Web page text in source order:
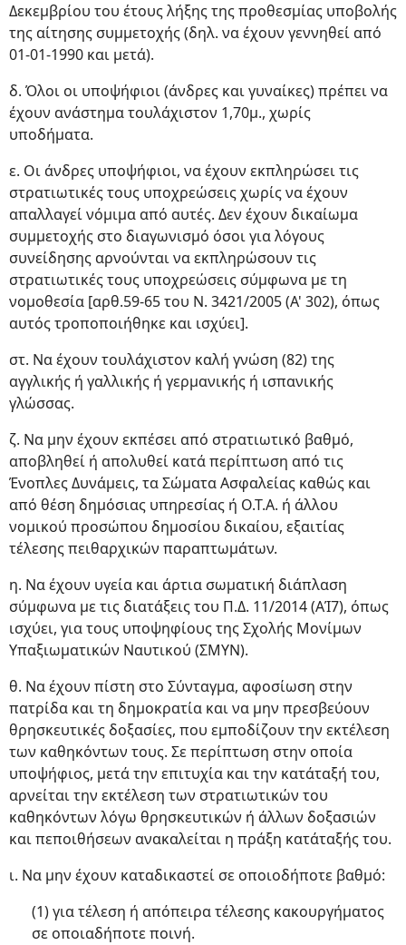
Δεκεμβρίου του έτους λήξης της προθεσμίας υποβολής
της αίτησης συμμετοχής (δηλ. να έχουν γεννηθεί από
01-01-1990 και μετά).
δ. Όλοι οι υποψήφιοι (άνδρες και γυναίκες) πρέπει να
έχουν ανάστημα τουλάχιστον 1,70μ., χωρίς
υποδήματα.
ε. Οι άνδρες υποψήφιοι, να έχουν εκπληρώσει τις
στρατιωτικές τους υποχρεώσεις χωρίς να έχουν
απαλλαγεί νόμιμα από αυτές. Δεν έχουν δικαίωμα
συμμετοχής στο διαγωνισμό όσοι για λόγους
συνείδησης αρνούνται να εκπληρώσουν τις
στρατιωτικές τους υποχρεώσεις σύμφωνα με τη
νομοθεσία [αρθ.59-65 του Ν. 3421/2005 (Α' 302), όπως
αυτός τροποποιήθηκε και ισχύει].
στ. Να έχουν τουλάχιστον καλή γνώση (82) της
αγγλικής ή γαλλικής ή γερμανικής ή ισπανικής
γλώσσας.
ζ. Να μην έχουν εκπέσει από στρατιωτικό βαθμό,
αποβληθεί ή απολυθεί κατά περίπτωση από τις
Ένοπλες Δυνάμεις, τα Σώματα Ασφαλείας καθώς και
από θέση δημόσιας υπηρεσίας ή Ο.Τ.Α. ή άλλου
νομικού προσώπου δημοσίου δικαίου, εξαιτίας
τέλεσης πειθαρχικών παραπτωμάτων.
η. Να έχουν υγεία και άρτια σωματική διάπλαση
σύμφωνα με τις διατάξεις του Π.Δ. 11/2014 (ΑΊ7), όπως
ισχύει, για τους υποψηφίους της Σχολής Μονίμων
Υπαξιωματικών Ναυτικού (ΣΜΥΝ).
θ. Να έχουν πίστη στο Σύνταγμα, αφοσίωση στην
πατρίδα και τη δημοκρατία και να μην πρεσβεύουν
θρησκευτικές δοξασίες, που εμποδίζουν την εκτέλεση
των καθηκόντων τους. Σε περίπτωση στην οποία
υποψήφιος, μετά την επιτυχία και την κατάταξή του,
αρνείται την εκτέλεση των στρατιωτικών του
καθηκόντων λόγω θρησκευτικών ή άλλων δοξασιών
και πεποιθήσεων ανακαλείται η πράξη κατάταξής του.
ι. Να μην έχουν καταδικαστεί σε οποιοδήποτε βαθμό:
(1) για τέλεση ή απόπειρα τέλεσης κακουργήματος
σε οποιαδήποτε ποινή.